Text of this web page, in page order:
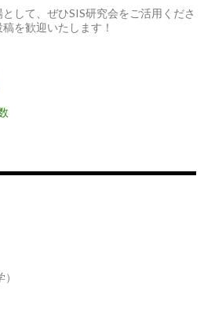
して、ぜひSIS研究会をご活用くださ
を歓迎いたします！